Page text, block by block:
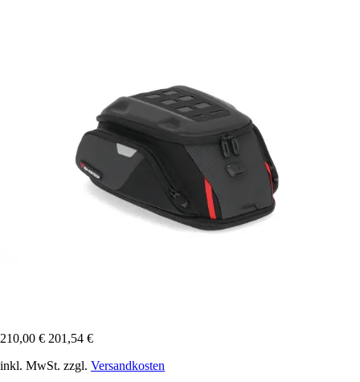
210,00 € 201,54 €
inkl. MwSt. zzgl. Versandkosten